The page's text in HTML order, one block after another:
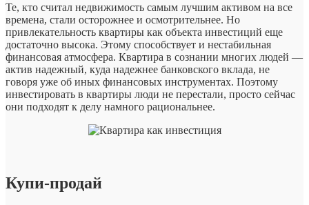
Те, кто считал недвижимость самым лучшим активом на все
времена, стали осторожнее и осмотрительнее. Но
привлекательность квартиры как объекта инвестиций еще
достаточно высока. Этому способствует и нестабильная
финансовая атмосфера. Квартира в сознании многих людей —
актив надежный, куда надежнее банковского вклада, не
говоря уже об иных финансовых инструментах. Поэтому
инвестировать в квартиры люди не перестали, просто сейчас
они подходят к делу намного рациональнее.
Купи-продай